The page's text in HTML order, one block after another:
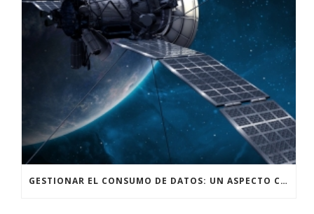
GESTIONAR EL CONSUMO DE DATOS: UN ASPECTO CRUCIAL AL UTILIZAR INTERNET SATELITAL